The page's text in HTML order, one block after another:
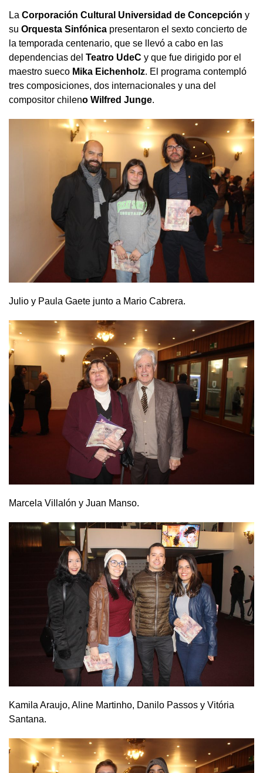
La Corporación Cultural Universidad de Concepción y
su Orquesta Sinfónica presentaron el sexto concierto de
la temporada centenario, que se llevó a cabo en las
dependencias del Teatro UdeC y que fue dirigido por el
maestro sueco Mika Eichenholz. El programa contempló
tres composiciones, dos internacionales y una del
compositor chileno Wilfred Junge.
Julio y Paula Gaete junto a Mario Cabrera.
Marcela Villalón y Juan Manso.
Kamila Araujo, Aline Martinho, Danilo Passos y Vitória
Santana.